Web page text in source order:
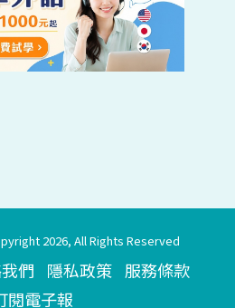
2026, All Rights Reserved
們 隱私政策 服務條款
閱電子報